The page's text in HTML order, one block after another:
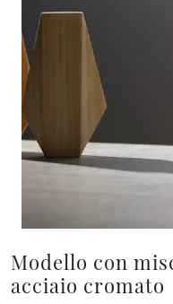
Modello con
acciaio cromato